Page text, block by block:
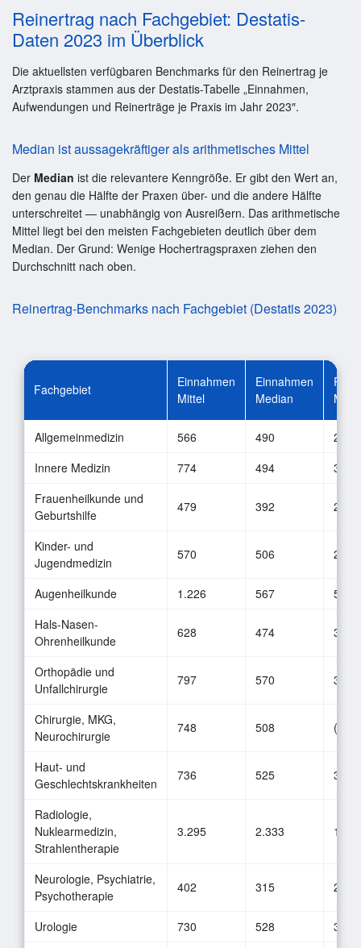
Reinertrag nach Fachgebiet: Destatis-
Daten 2023 im Überblick
Die aktuellsten verfügbaren Benchmarks für den Reinertrag je
Arztpraxis stammen aus der Destatis-Tabelle „Einnahmen,
Aufwendungen und Reinerträge je Praxis im Jahr 2023″.
Median ist aussagekräftiger als arithmetisches Mittel
Der Median ist die relevantere Kenngröße. Er gibt den Wert an,
den genau die Hälfte der Praxen über- und die andere Hälfte
unterschreitet — unabhängig von Ausreißern. Das arithmetische
Mittel liegt bei den meisten Fachgebieten deutlich über dem
Median. Der Grund: Wenige Hochertragspraxen ziehen den
Durchschnitt nach oben.
Reinertrag-Benchmarks nach Fachgebiet (Destatis 2023)
Fachgebiet
Einnahmen
Mittel
Einnahmen
Median
Mittel
Allgemeinmedizin 566 490
271
Innere Medizin
774 494
333
Frauenheilkunde und
Geburtshilfe
479 392 208
Kinder- und
Jugendmedizin
570 506 277
Augenheilkunde 1.226 567
561
Hals-Nasen-
Ohrenheilkunde
628 474 311
Orthopädie und
Unfallchirurgie
797 570 342
Chirurgie, MKG,
Neurochirurgie
748 508 (286)
Haut- und
Geschlechtskrankheiten
736 525 335
Radiologie,
Nuklearmedizin,
Strahlentherapie
3.295 2.333
Neurologie, Psychiatrie,
Psychotherapie
402 315 216
Urologie 730 528
365